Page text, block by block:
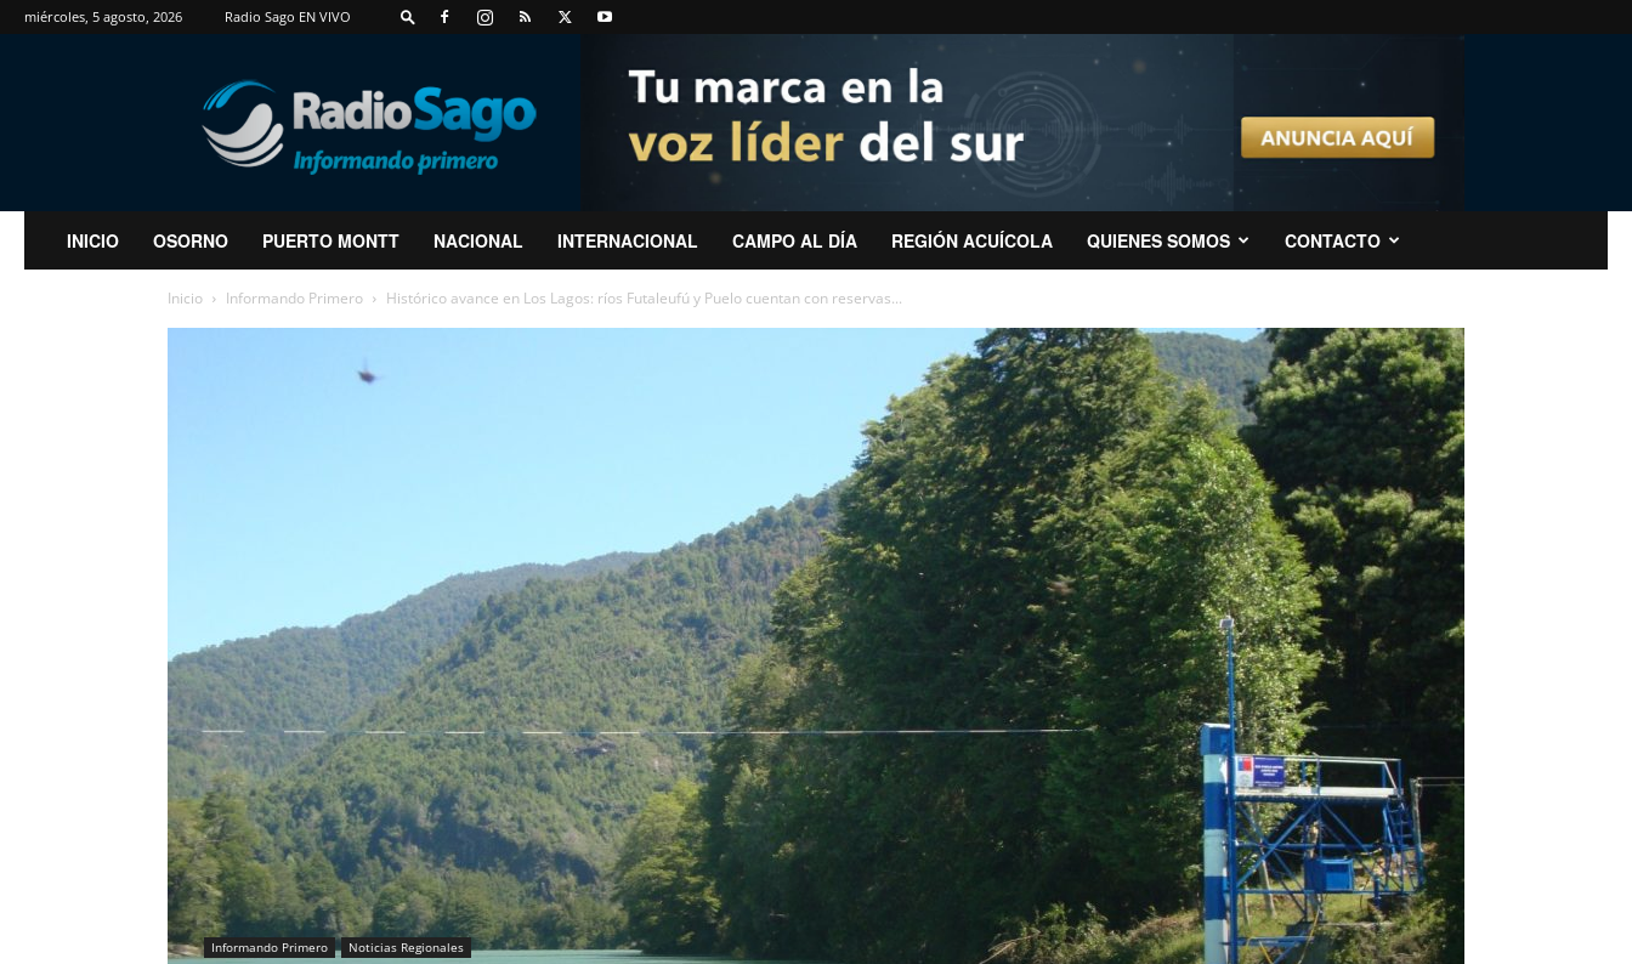
miércoles, 5 agosto, 2026 Radio Sago EN VIVO
RadioSago
INICIO OSORNO PUERTO MONTT NACIONAL INTERNACIONAL CAMPO AL DÍA REGIÓN ACUÍCOLA QUIENES SOMOS CONTACTO
Inicio Informando Primero Histórico avance en Los Lagos: ríos Futaleufú y Puelo cuentan con reservas...
Informando Primero Noticias Regionales